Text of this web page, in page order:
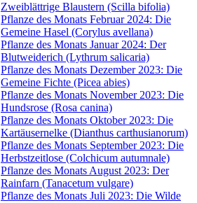
Zweiblättrige Blaustern (Scilla bifolia)
Pflanze des Monats Februar 2024: Die
Gemeine Hasel (Corylus avellana)
Pflanze des Monats Januar 2024: Der
Blutweiderich (Lythrum salicaria)
Pflanze des Monats Dezember 2023: Die
Gemeine Fichte (Picea abies)
Pflanze des Monats November 2023: Die
Hundsrose (Rosa canina)
Pflanze des Monats Oktober 2023: Die
Kartäusernelke (Dianthus carthusianorum)
Pflanze des Monats September 2023: Die
Herbstzeitlose (Colchicum autumnale)
Pflanze des Monats August 2023: Der
Rainfarn (Tanacetum vulgare)
Pflanze des Monats Juli 2023: Die Wilde